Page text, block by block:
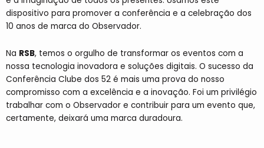
dispositivo para promover a conferência e a celebração dos
10 anos de marca do Observador.
Na RSB, temos o orgulho de transformar os eventos com a
nossa tecnologia inovadora e soluções digitais. O sucesso da
Conferência Clube dos 52 é mais uma prova do nosso
compromisso com a excelência e a inovação. Foi um privilégio
trabalhar com o Observador e contribuir para um evento que,
certamente, deixará uma marca duradoura.